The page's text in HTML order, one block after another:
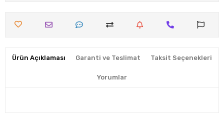
Ürün Açıklaması Garanti ve Teslimat Taksit Seçenekleri
Yorumlar